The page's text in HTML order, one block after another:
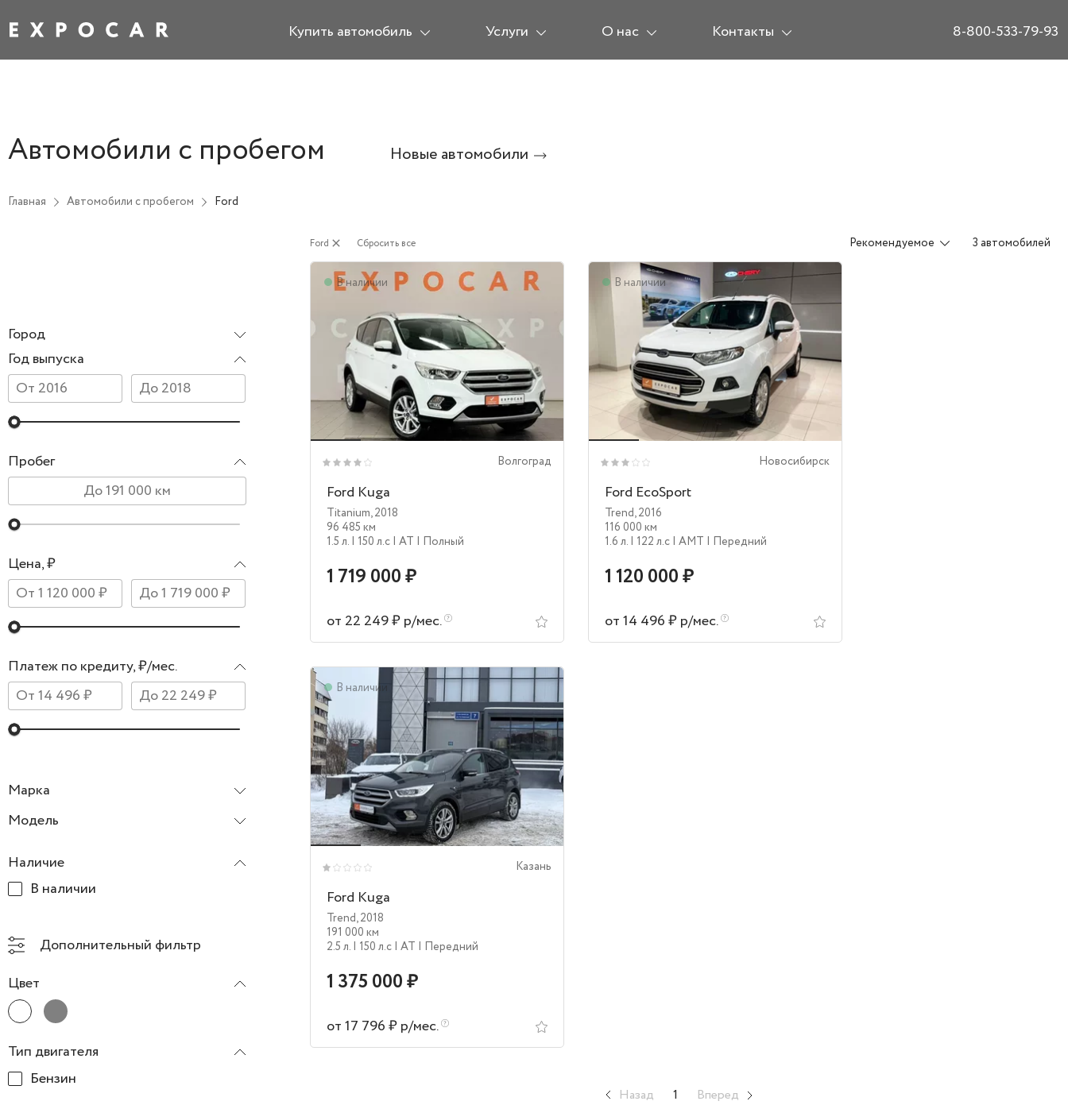
Купить автомобиль Услуги О нас Контакты 8-800-533-79-93
Автомобили с пробегом Новые автомобили
Главная Автомобили с пробегом Ford
Город
Все города
Год выпуска
Пробег
Марка
Модель
Цена, ₽
Платеж по кредиту, ₽/мес.
Наличие
В наличии
Дополнительный фильтр
Цвет
Тип двигателя
Бензин
Ford close Сбросить все Рекомендуемое 3 автомобилей
В наличии
Волгоград
Ford Kuga
Titanium,2018
96 485 км
1.5 л. | 150 л.c | AT | Полный
1 719 000 ₽
от 22 249 ₽ р/мес.
В наличии
Новосибирск
Ford EcoSport
Trend,2016
116 000 км
1.6 л. | 122 л.c | AMT | Передний
1 120 000 ₽
от 14 496 ₽ р/мес.
В наличии
Казань
Ford Kuga
Trend,2018
191 000 км
2.5 л. | 150 л.c | AT | Передний
1 375 000 ₽
от 17 796 ₽ р/мес.
Назад 1 Вперед